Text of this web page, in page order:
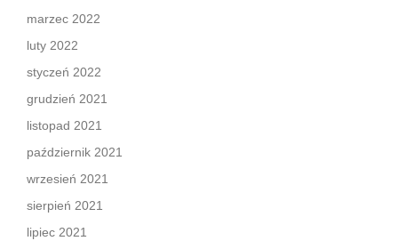
marzec 2022
luty 2022
styczeń 2022
grudzień 2021
listopad 2021
październik 2021
wrzesień 2021
sierpień 2021
lipiec 2021